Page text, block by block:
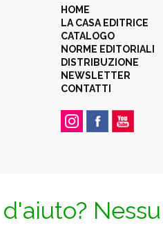
HOME
LA CASA EDITRICE
CATALOGO
NORME EDITORIALI
DISTRIBUZIONE
NEWSLETTER
CONTATTI